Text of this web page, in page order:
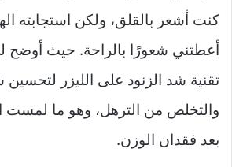
كنت أشعر بالقلق، ولكن استجابته
أعطتني شعورًا بالراحة. حيث أوضح
تقنية شد الزنود على الليزر
والتخلص من الترهل، وهو ما لمست
بعد فقدان الوزن.